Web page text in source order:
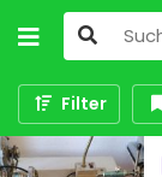
Filter